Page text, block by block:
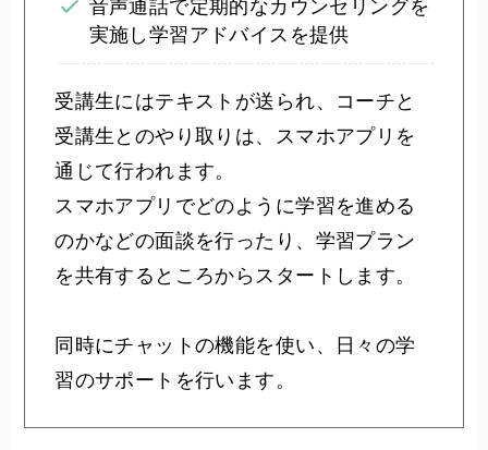
音声通話で定期的なカウンセリングを
実施し学習アドバイスを提供
受講生にはテキストが送られ、コーチと
受講生とのやり取りは、スマホアプリを
通じて行われます。
スマホアプリでどのように学習を進める
のかなどの面談を行ったり、学習プラン
を共有するところからスタートします。
同時にチャットの機能を使い、日々の学
習のサポートを行います。